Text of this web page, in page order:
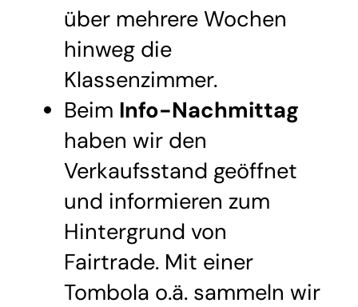
über mehrere Wochen
hinweg die
Klassenzimmer.
Beim Info-Nachmittag
haben wir den
Verkaufsstand geöffnet
und informieren zum
Hintergrund von
Fairtrade. Mit einer
Tombola o.ä. sammeln wir